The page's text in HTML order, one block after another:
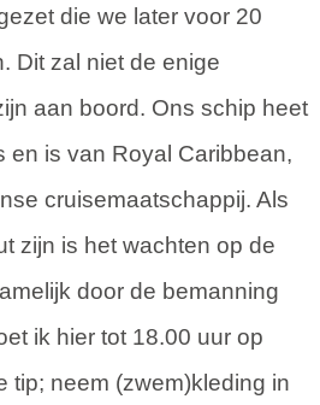
die we later voor 20
Dit zal niet de enige
aan boord. Ons schip heet
en is van Royal Caribbean,
cruisemaatschappij. Als
zijn is het wachten op de
door de bemanning
ik hier tot 18.00 uur op
tip; neem (zwem)kleding in